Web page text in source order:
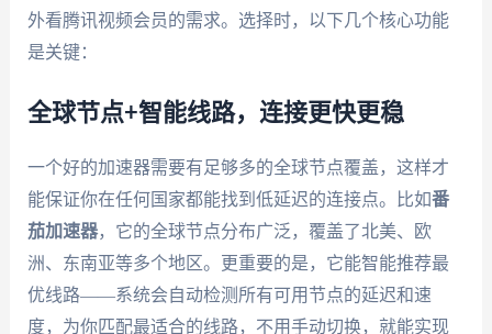
外看腾讯视频会员的需求。选择时，以下几个核心功能
是关键：
全球节点+智能线路，连接更快更稳
一个好的加速器需要有足够多的全球节点覆盖，这样才
能保证你在任何国家都能找到低延迟的连接点。比如番
茄加速器，它的全球节点分布广泛，覆盖了北美、欧
洲、东南亚等多个地区。更重要的是，它能智能推荐最
优线路——系统会自动检测所有可用节点的延迟和速
度，为你匹配最适合的线路，不用手动切换，就能实现